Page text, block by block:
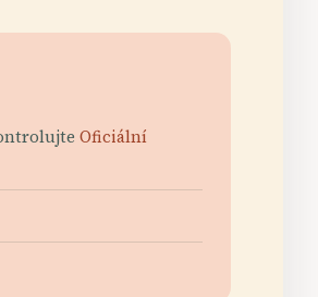
Oficiální